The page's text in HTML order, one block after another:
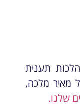
תענית
מאיר מלכה,
שלנו.